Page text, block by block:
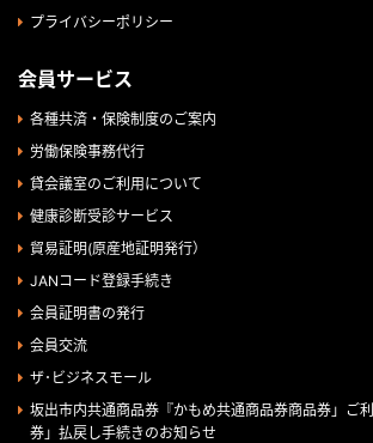
プライバシーポリシー
会員サービス
各種共済・保険制度のご案内
労働保険事務代行
貸会議室のご利用について
健康診断受診サービス
貿易証明(原産地証明発行）
JANコード登録手続き
会員証明書の発行
会員交流
ザ･ビジネスモール
坂出市内共通商品券『かもめ共通商品券商品券」ご
券」払戻し手続きのお知らせ